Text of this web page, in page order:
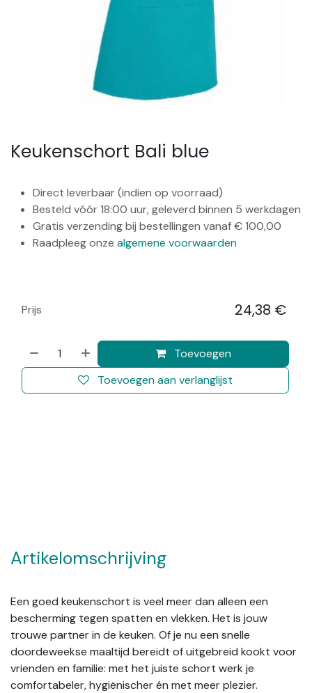
Keukenschort Bali blue
Direct leverbaar (indien op voorraad)
Besteld vóór 18:00 uur, geleverd binnen 5 werkdagen
Gratis verzending bij bestellingen vanaf € 100,00
Raadpleeg onze algemene voorwaarden
Toevoegen
Toevoegen aan verlanglijst
Prijs 24,38 €
Artikelomschrijving
Een goed keukenschort is veel meer dan alleen een
bescherming tegen spatten en vlekken. Het is jouw
trouwe partner in de keuken. Of je nu een snelle
doordeweekse maaltijd bereidt of uitgebreid kookt voor
vrienden en familie: met het juiste schort werk je
comfortabeler, hygiënischer én met meer plezier.